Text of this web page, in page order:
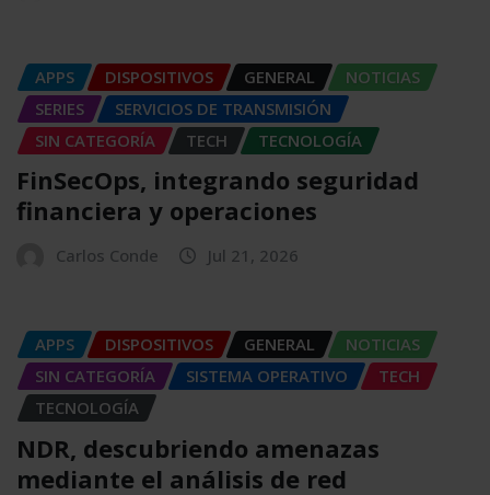
APPS DISPOSITIVOS GENERAL
NOTICIAS
SERIES
SERVICIOS DE TRANSMISIÓN
SIN CATEGORÍA
TECH TECNOLOGÍA
FinSecOps, integrando seguridad
financiera y operaciones
Carlos Conde Jul 21, 2026
APPS DISPOSITIVOS GENERAL
NOTICIAS
SIN CATEGORÍA
SISTEMA OPERATIVO
TECH
TECNOLOGÍA
NDR, descubriendo amenazas
mediante el análisis de red